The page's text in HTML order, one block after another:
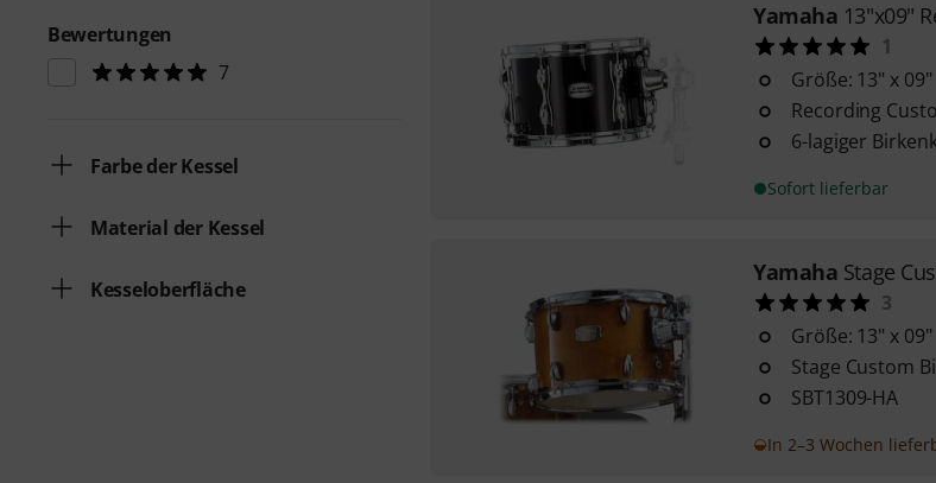
Bewertungen
7
Farbe der Kessel
Material der Kessel
Kesseloberfläche
Yamaha 13"x09"
1
Größe: 13" x 09"
Recording
6-lagiger
Sofort lieferbar
Yamaha Stage
3
Größe: 13" x 09"
Stage Custom
SBT1309-HA
In 2–3 Wochen